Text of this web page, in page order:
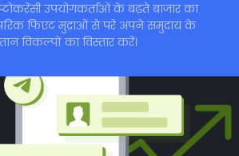
उपयोगकर्ताओं के बढ़ते बाजार का
फिएट मुद्राओं से परे अपने समुदाय के
विकल्पों का विस्तार करें।